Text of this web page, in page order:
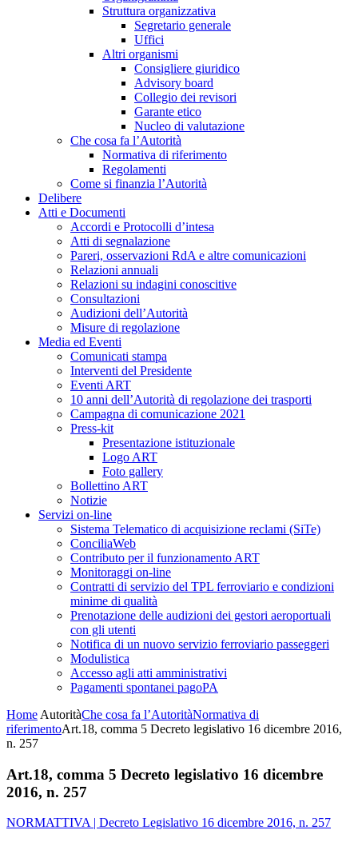
Struttura organizzativa
Segretario generale
Uffici
Altri organismi
Consigliere giuridico
Advisory board
Collegio dei revisori
Garante etico
Nucleo di valutazione
Che cosa fa l’Autorità
Normativa di riferimento
Regolamenti
Come si finanzia l’Autorità
Delibere
Atti e Documenti
Accordi e Protocolli d’intesa
Atti di segnalazione
Pareri, osservazioni RdA e altre comunicazioni
Relazioni annuali
Relazioni su indagini conoscitive
Consultazioni
Audizioni dell’Autorità
Misure di regolazione
Media ed Eventi
Comunicati stampa
Interventi del Presidente
Eventi ART
10 anni dell’Autorità di regolazione dei trasporti
Campagna di comunicazione 2021
Press-kit
Presentazione istituzionale
Logo ART
Foto gallery
Bollettino ART
Notizie
Servizi on-line
Sistema Telematico di acquisizione reclami (SiTe)
ConciliaWeb
Contributo per il funzionamento ART
Monitoraggi on-line
Contratti di servizio del TPL ferroviario e condizioni
minime di qualità
Prenotazione delle audizioni dei gestori aeroportuali
con gli utenti
Notifica di un nuovo servizio ferroviario passeggeri
Modulistica
Accesso agli atti amministrativi
Pagamenti spontanei pagoPA
Home AutoritàChe cosa fa l’AutoritàNormativa di
riferimentoArt.18, comma 5 Decreto legislativo 16 dicembre 2016,
n. 257
Art.18, comma 5 Decreto legislativo 16 dicembre
2016, n. 257
NORMATTIVA | Decreto Legislativo 16 dicembre 2016, n. 257